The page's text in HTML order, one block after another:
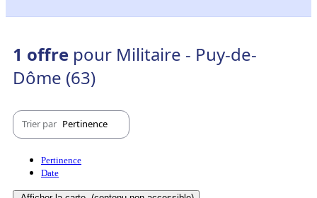
1 offre pour Militaire - Puy-de-
Dôme (63)
Trier par Pertinence
Pertinence
Date